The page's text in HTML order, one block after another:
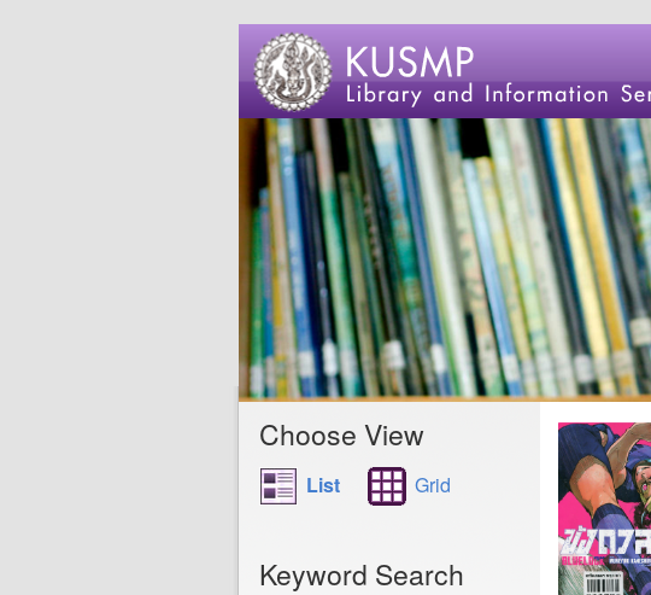
Choose View
List Grid
Keyword Search